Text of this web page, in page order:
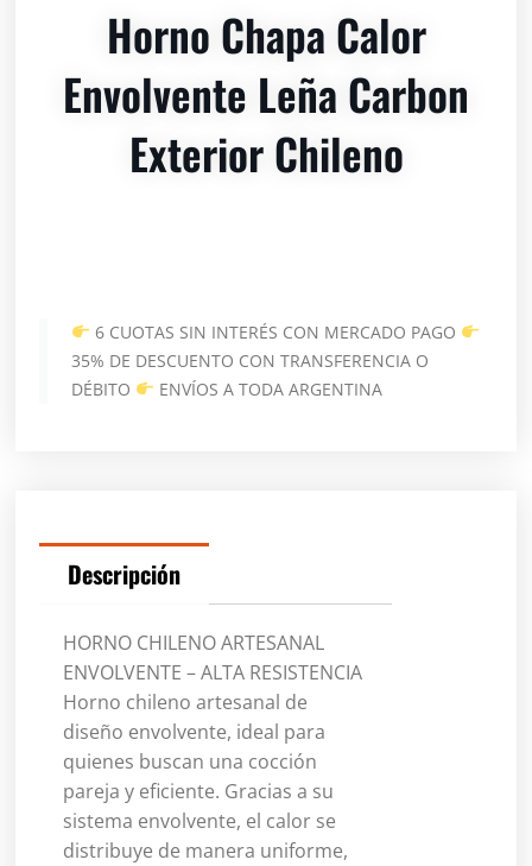
Horno Chapa Calor
Envolvente Leña Carbon
Exterior Chileno
6 CUOTAS SIN INTERÉS CON MERCADO PAGO
35% DE DESCUENTO CON TRANSFERENCIA O
DÉBITO
ENVÍOS A TODA ARGENTINA
Descripción
HORNO CHILENO ARTESANAL
ENVOLVENTE – ALTA RESISTENCIA
Horno chileno artesanal de
diseño envolvente, ideal para
quienes buscan una cocción
pareja y eficiente. Gracias a su
sistema envolvente, el calor se
distribuye de manera uniforme,